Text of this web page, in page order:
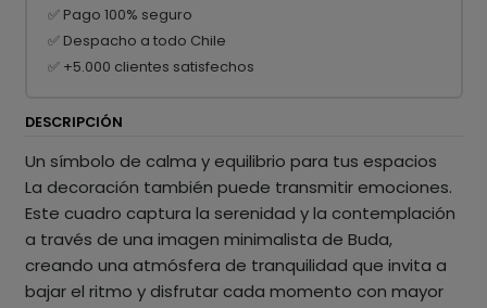
✅ Pago 100% seguro
✅ Despacho a todo Chile
✅ +5.000 clientes satisfechos
DESCRIPCIÓN
Un símbolo de calma y equilibrio para tus espacios
La decoración también puede transmitir emociones.
Este cuadro captura la serenidad y la contemplación
a través de una imagen minimalista de Buda,
creando una atmósfera de tranquilidad que invita a
bajar el ritmo y disfrutar cada momento con mayor